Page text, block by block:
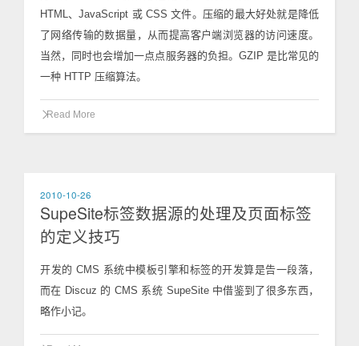
HTML、JavaScript 或 CSS 文件。压缩的最大好处就是降低
了网络传输的数据量，从而提高客户端浏览器的访问速度。
当然，同时也会增加一点点服务器的负担。GZIP 是比常见的
一种 HTTP 压缩算法。
Read More
2010-10-26
SupeSite标签数据源的处理及页面标签
的定义技巧
开发的 CMS 系统中模板引擎和标签的开发算是告一段落，
而在 Discuz 的 CMS 系统 SupeSite 中借鉴到了很多东西，
略作小记。